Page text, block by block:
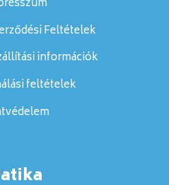
Feltételek
információk
feltételek